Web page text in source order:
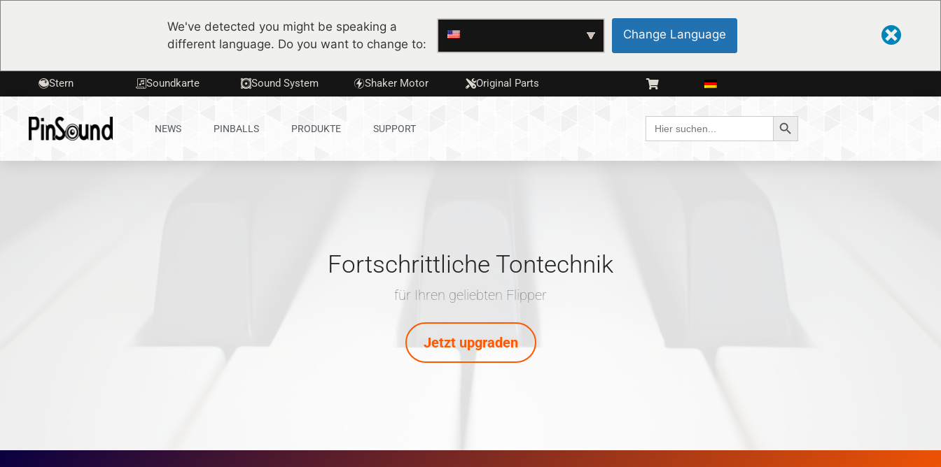
We've detected you might be speaking a
different language. Do you want to change to:
Change Language
Stern Soundkarte Sound System Shaker Motor Original Parts
NEWS PINBALLS PRODUKTE SUPPORT
Suche
nach:
Schaltfläche "Suchen
Fortschrittliche Tontechnik
für Ihren geliebten Flipper
Jetzt upgraden